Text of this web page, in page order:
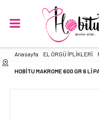
Anasayfa EL ÖRGÜ İPLİKLERİ
HOBİTU MAKROME 600 GR 6 Lİ